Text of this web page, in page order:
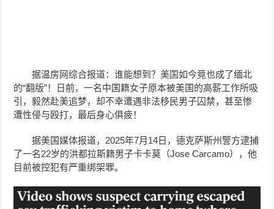
据温房网综合报道：谁能想到？美国如今竟也成了缅北
的“翻版”！
日前，一名中国籍女子原本被美国的高薪工作所吸
引，毅然赴美追梦，却不幸遭遇非法移民男子囚禁，甚至惨
遭性侵与殴打，最后身心俱疲！
据美国媒体报道，2025年7月14日，德克萨斯州警方逮捕
了一名22岁的洪都拉斯籍男子卡卡莫（Jose Carcamo），他
目前被控犯有严重绑架罪。